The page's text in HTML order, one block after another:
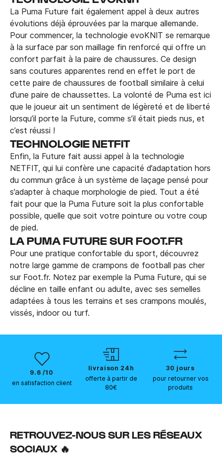
La Puma Future fait également appel à deux autres
évolutions déjà éprouvées par la marque allemande.
Pour commencer, la technologie evoKNIT se remarque
à la surface par son maillage fin renforcé qui offre un
confort parfait à la paire de chaussures. Ce design
sans coutures apparentes rend en effet le port de
cette paire de chaussures de football similaire à celui
d’une paire de chaussettes. La volonté de Puma est ici
que le joueur ait un sentiment de légèreté et de liberté
lorsqu’il porte la Future, comme s’il était pieds nus, et
c’est réussi !
TECHNOLOGIE NETFIT
Enfin, la Future fait aussi appel à la technologie
NETFIT, qui lui confère une capacité d’adaptation hors
du commun grâce à un système de laçage pensé pour
s’adapter à chaque morphologie de pied. Tout a été
fait pour que la Puma Future soit la plus confortable
possible, quelle que soit votre pointure ou votre coup
de pied.
LA PUMA FUTURE SUR FOOT.FR
Pour une pratique confortable du sport, découvrez
notre large gamme de crampons de football pas cher
sur Foot.fr. Notez par exemple la Puma Future, qui se
décline en taille enfant ou adulte, avec ses semelles
adaptées à tous les terrains et ses crampons moulés,
vissés, indoor ou turf.
9.6 /10
en satisfaction client
livraison 24h
offerte à partir de
80€
30 jours
pour retourner vos
produits
RETROUVEZ-NOUS SUR LES RÉSEAUX
SOCIAUX 🔥